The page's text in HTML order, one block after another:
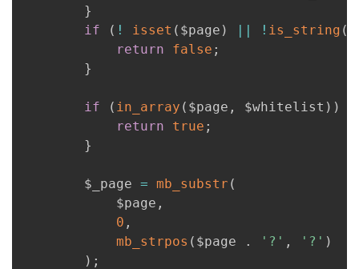
}
if
( ! isset ( $page ) || ! is_string (
return
false ;
}
if ( in_array ( $page , $whitelist ) )
return
true ;
}
        $_page
= mb_substr (
            $page
,
0 ,
mb_strpos ( $page . '?' , '?' )
) ;